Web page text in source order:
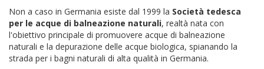
Non a caso in Germania esiste dal 1999 la Società tedesca
per le acque di balneazione naturali, realtà nata con
l'obiettivo principale di promuovere acque di balneazione
naturali e la depurazione delle acque biologica, spianando la
strada per i bagni naturali di alta qualità in Germania.